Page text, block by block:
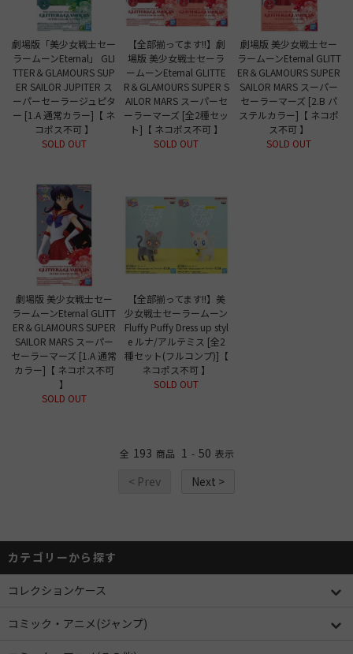
劇場版「美少女戦士セー
ラームーンEternal」 GLI
TTER＆GLAMOURS SUP
ER SAILOR JUPITER ス
ーパーセーラージュピタ
ー [1.A 通常カラー]【 ネ
コポス不可 】
SOLD OUT
【全部揃ってます!!】劇
場版 美少女戦士セーラ
ームーンEternal GLITTE
R＆GLAMOURS SUPER S
AILOR MARS スーパーセ
ーラーマーズ [全2種セッ
ト]【 ネコポス不可 】
SOLD OUT
劇場版 美少女戦士セー
ラームーンEternal GLITT
ER＆GLAMOURS SUPER
SAILOR MARS スーパー
セーラーマーズ [2.B パ
ステルカラー]【 ネコポ
ス不可 】
SOLD OUT
劇場版 美少女戦士セー
ラームーンEternal GLITT
ER＆GLAMOURS SUPER
SAILOR MARS スーパー
セーラーマーズ [1.A 通常
カラー]【 ネコポス不可
】
SOLD OUT
【全部揃ってます!!】美
少女戦士セーラームーン
Fluffy Puffy Dress up styl
e ルナ/アルテミス [全2
種セット(フルコンプ)]【
ネコポス不可 】
SOLD OUT
全 193 商品 1 - 50 表示
< Prev Next >
カテゴリーから探す
コレクションケース
コミック・アニメ(ジャンプ)